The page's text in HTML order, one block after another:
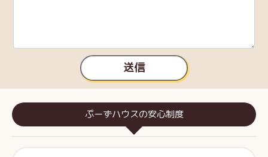
送信
ぷーずハウスの安心制度